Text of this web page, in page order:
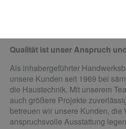
Qualität ist unser Anspruch
Als inhabergeführter
unsere Kunden seit 1969 bei
die Haustechnik. Mit unserem
auch größere Projekte
betreuen wir unsere Kunden, die
anspruchsvolle Ausstattung